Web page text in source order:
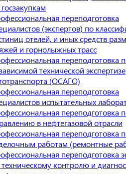
переподготовка
(экспертов) по
отелей, и иных средств
и горнолыжных трасс
переподготовка
технической экспертизе
(ОСАГО)
переподготовка
испытательных
переподготовка
в нефтегазовой отрасли
переподготовка
работам (ремонтные
переподготовка
контролю и